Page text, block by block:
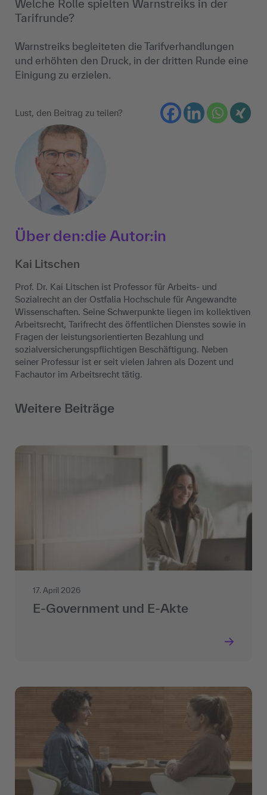
Welche Rolle spielten Warnstreiks in der
Tarifrunde?
Warnstreiks begleiteten die Tarifverhandlungen
und erhöhten den Druck, in der dritten Runde eine
Einigung zu erzielen.
Lust, den Beitrag zu teilen?
Über den:die Autor:in
Kai Litschen
Prof. Dr. Kai Litschen ist Professor für Arbeits- und
Sozialrecht an der Ostfalia Hochschule für Angewandte
Wissenschaften. Seine Schwerpunkte liegen im kollektiven
Arbeitsrecht, Tarifrecht des öffentlichen Dienstes sowie in
Fragen der leistungsorientierten Bezahlung und
sozialversicherungspflichtigen Beschäftigung. Neben
seiner Professur ist er seit vielen Jahren als Dozent und
Fachautor im Arbeitsrecht tätig.
Weitere Beiträge
17. April 2026
E-Government und E-Akte